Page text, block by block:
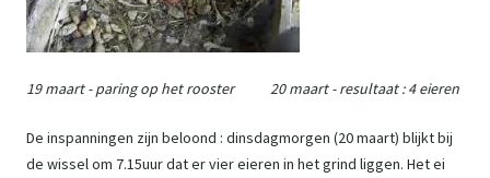
19 maart - paring op het rooster 20 maart - resultaat : 4 eieren
De inspanningen zijn beloond : dinsdagmorgen (20 maart) blijkt bij
de wissel om 7.15uur dat er vier eieren in het grind liggen. Het ei